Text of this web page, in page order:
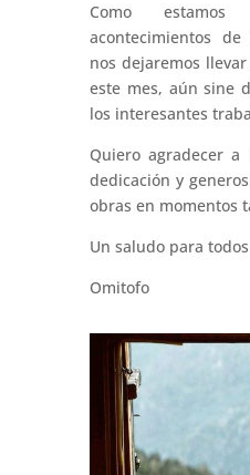
Como
acontecimientos
nos dejaremos
este mes, aún sine
los interesantes
Quiero agradecer
dedicación y
obras en momentos
Un saludo para todos
Omitofo